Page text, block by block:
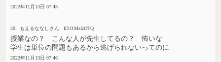
2022年11月13日 07:43
20. もえるななしさん. ID:I1MzIzOTQ
授業なの？ こんな人が先生してるの？ 怖いな
学生は単位の問題もあるから逃げられないってのに
2022年11月13日 07:46